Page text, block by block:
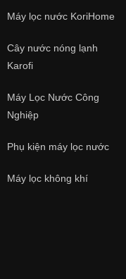
Cây nước nóng lạnh
Máy Lọc Nước Công
Phụ kiện máy lọc nước
Máy lọc không khí